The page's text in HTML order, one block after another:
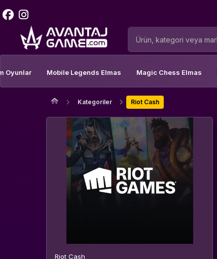
Oyunlar Mobile Legends Elmas Magic Chess Elmas
Kategoriler Riot Cash
Riot Cash